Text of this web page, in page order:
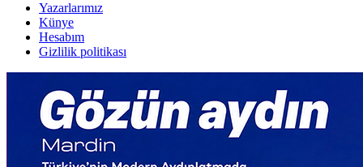
Yazarlarımız
Künye
Hesabım
Gizlilik politikası